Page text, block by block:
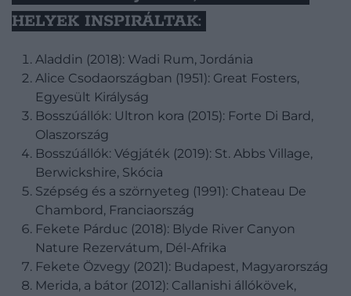
HELYEK INSPIRÁLTAK:
Aladdin (2018): Wadi Rum, Jordánia
Alice Csodaországban (1951): Great Fosters,
Egyesült Királyság
Bosszúállók: Ultron kora (2015): Forte Di Bard,
Olaszország
Bosszúállók: Végjáték (2019): St. Abbs Village,
Berwickshire, Skócia
Szépség és a szörnyeteg (1991): Chateau De
Chambord, Franciaország
Fekete Párduc (2018): Blyde River Canyon
Nature Rezervátum, Dél-Afrika
Fekete Özvegy (2021): Budapest, Magyarország
Merida, a bátor (2012): Callanishi állókövek,